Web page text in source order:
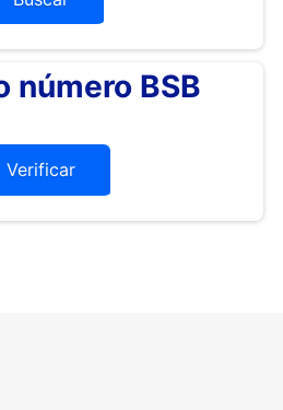
número BSB
Verificar